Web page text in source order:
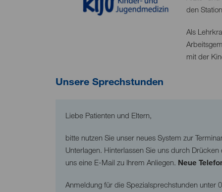
den
Als
mit der
Unsere Sprechstunden
Liebe Patienten und Eltern,
bitte nutzen Sie unser neues System zur
Unterlagen. Hinterlassen Sie uns durch
uns eine E-Mail zu Ihrem Anliegen. Neue
Anmeldung für die Spezialsprechstunden unter